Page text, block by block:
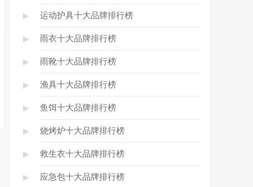
▸ 运动护具十大品牌排行榜
▸ 雨衣十大品牌排行榜
▸ 雨靴十大品牌排行榜
▸ 渔具十大品牌排行榜
▸ 鱼饵十大品牌排行榜
▸ 烧烤炉十大品牌排行榜
▸ 救生衣十大品牌排行榜
▸ 应急包十大品牌排行榜